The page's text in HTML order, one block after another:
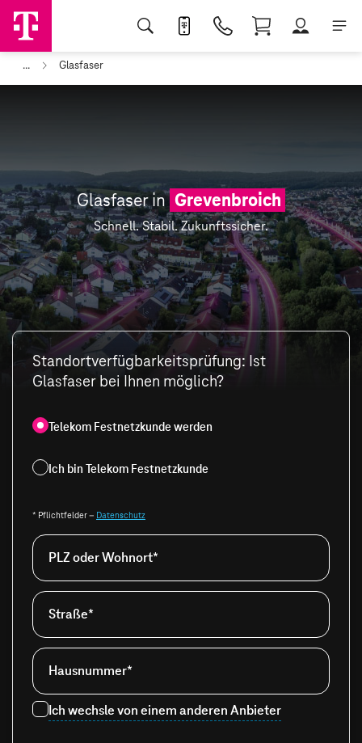
... Glasfaser
Glasfaser in Grevenbroich
Schnell. Stabil. Zukunftssicher.
Standortverfügbarkeitsprüfung: Ist
Glasfaser bei Ihnen möglich?
Telekom Festnetzkunde werden
Ich bin Telekom Festnetzkunde
* Pflichtfelder – Datenschutz
PLZ oder Wohnort*
Straße*
Hausnummer*
Ich wechsle von einem anderen Anbieter